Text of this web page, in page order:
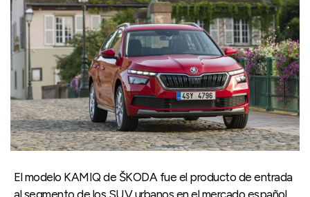
El modelo KAMIQ de ŠKODA fue el producto de entrada
al segmento de los SUV urbanos en el mercado español